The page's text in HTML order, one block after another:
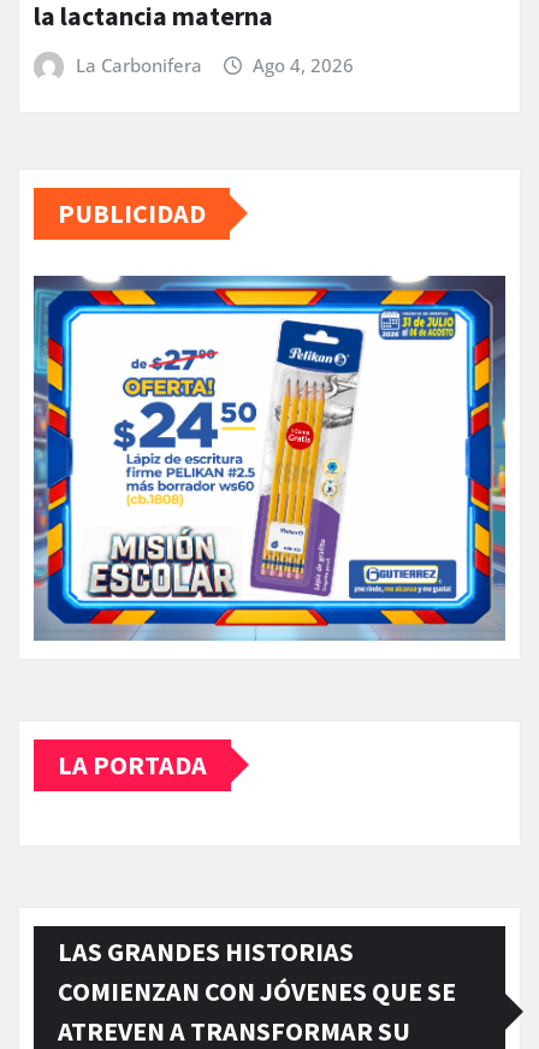
la lactancia materna
La Carbonifera Ago 4, 2026
PUBLICIDAD
LA PORTADA
LAS GRANDES HISTORIAS
COMIENZAN CON JÓVENES QUE SE
ATREVEN A TRANSFORMAR SU